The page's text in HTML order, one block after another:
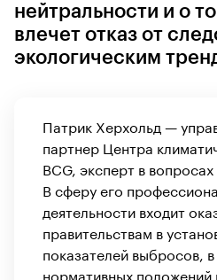
нейтральности и о
влечет отказ от
экологическим
Патрик Херхольд —
партнер Центра
BCG, эксперт в
В сферу его
деятельности входит
правительствам в
показателей выбросов,
нормативных положений